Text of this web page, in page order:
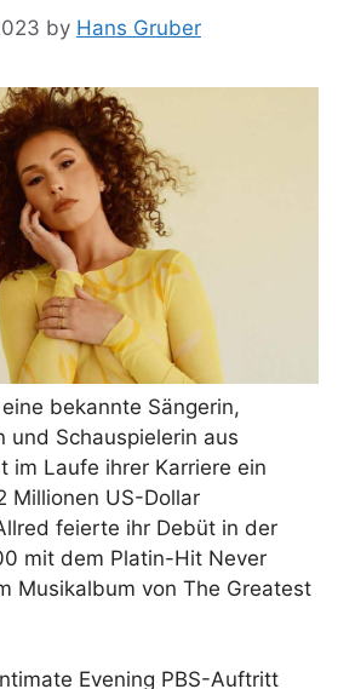
by Hans Gruber
bekannte Sängerin,
und Schauspielerin aus
im Laufe ihrer Karriere ein
Millionen US-Dollar
feierte ihr Debüt in der
mit dem Platin-Hit Never
Musikalbum von The Greatest
Evening PBS-Auftritt